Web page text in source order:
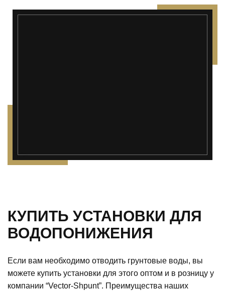
");">
КУПИТЬ УСТАНОВКИ ДЛЯ
ВОДОПОНИЖЕНИЯ
Если вам необходимо отводить грунтовые воды, вы
можете купить установки для этого оптом и в розницу у
компании “Vector-Shpunt”. Преимущества наших